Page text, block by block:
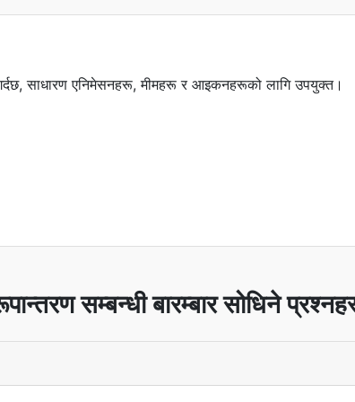
साधारण एनिमेसनहरू, मीमहरू र आइकनहरूको लागि उपयुक्त।
सम्बन्धी बारम्बार सोधिने